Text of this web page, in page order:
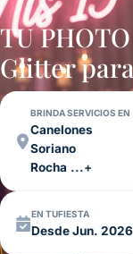
TU
Glitter
BRINDA SERVICIOS EN
Canelones
Soriano
Rocha ...+
EN TUFIESTA
Desde Jun. 2026